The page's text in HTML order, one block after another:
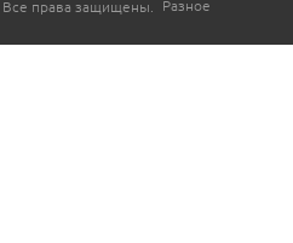
права защищены. Разное